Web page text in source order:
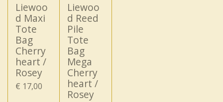
Liewoo
d Maxi
Tote
Bag
Cherry
heart /
Rosey
€ 17,00
Liewoo
d Reed
Pile
Tote
Bag
Mega
Cherry
heart /
Rosey